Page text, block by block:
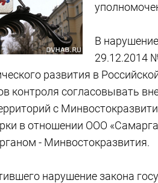
В
29.12.2014
развития в
контроля согласовывать
с
в отношении ООО
- Минвостокразвития.
нарушение закона